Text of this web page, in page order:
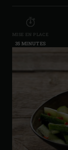
MISE EN PLACE
35 MINUTES